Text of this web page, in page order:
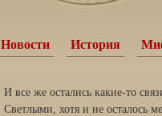
Новости История
И все же остались какие-то
Светлыми, хотя и не осталось